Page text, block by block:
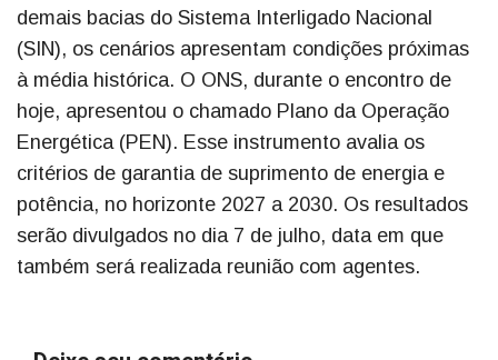
demais bacias do Sistema Interligado Nacional
(SIN), os cenários apresentam condições próximas
à média histórica. O ONS, durante o encontro de
hoje, apresentou o chamado Plano da Operação
Energética (PEN). Esse instrumento avalia os
critérios de garantia de suprimento de energia e
potência, no horizonte 2027 a 2030. Os resultados
serão divulgados no dia 7 de julho, data em que
também será realizada reunião com agentes.